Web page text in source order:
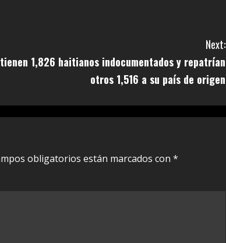
Next:
1,826 haitianos indocumentados y repatrían
otros 1,516 a su país de origen
obligatorios están marcados con *